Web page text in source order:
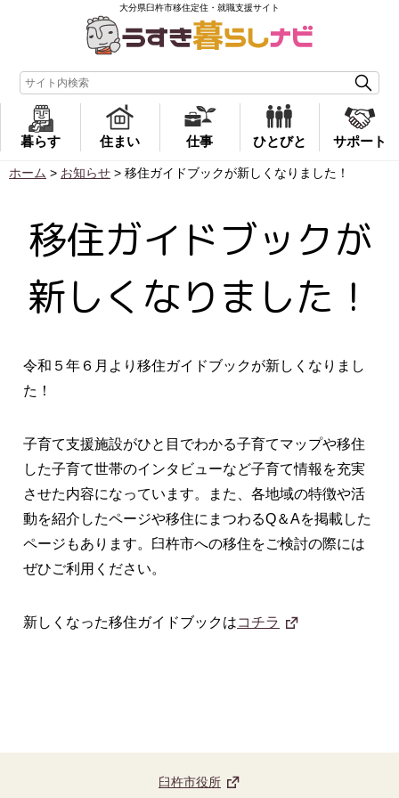
大分県臼杵市移住定住・就職支援サイト
暮らす 住まい 仕事 ひとびと サポート
ホーム > お知らせ > 移住ガイドブックが新しくなりました！
移住ガイドブックが
新しくなりました！
令和５年６月より移住ガイドブックが新しくなりまし
た！
子育て支援施設がひと目でわかる子育てマップや移住
した子育て世帯のインタビューなど子育て情報を充実
させた内容になっています。また、各地域の特徴や活
動を紹介したページや移住にまつわるQ＆Aを掲載した
ページもあります。臼杵市への移住をご検討の際には
ぜひご利用ください。
新しくなった移住ガイドブックはコチラ
臼杵市役所